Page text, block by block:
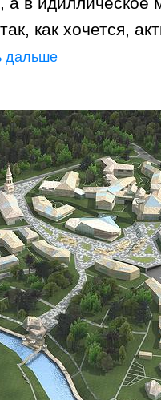
как хочется,
дальше